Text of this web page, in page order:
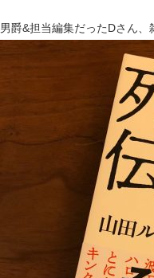
男爵&担当編集だったDさん、